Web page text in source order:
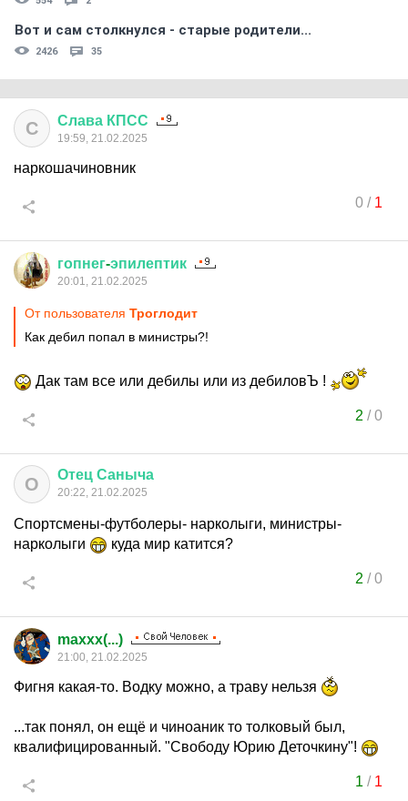
Вот и сам столкнулся - старые родители...
2426 35
С Слава КПСС
19:59, 21.02.2025
наркошачиновник
0/ 1
гопнег-эпилептик
20:01, 21.02.2025
От пользователя Трoглодит
Как дебил попал в министры?!
Дак там все или дебилы или из дебиловЪ !
2 /0
О Отец Саныча
20:22, 21.02.2025
Спортсмены-футболеры- нарколыги, министры-
нарколыги
куда мир катится?
2 /0
maxxx(...)
21:00, 21.02.2025
Фигня какая-то. Водку можно, а траву нельзя
...так понял, он ещё и чиноаник то толковый был,
квалифицированный. "Свободу Юрию Деточкину"!
1 / 1